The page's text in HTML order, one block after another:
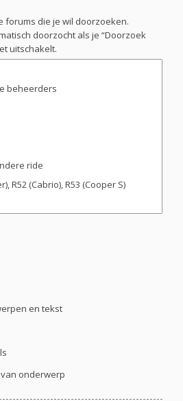
forums die je wil doorzoeken.
doorzocht als je “Doorzoek
uitschakelt.
en tekst
onderwerp